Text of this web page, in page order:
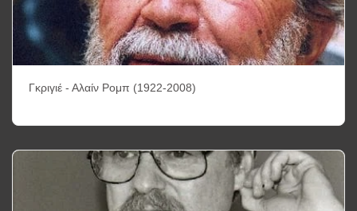
Γκριγιέ - Αλαίν Ρομπ (1922-2008)